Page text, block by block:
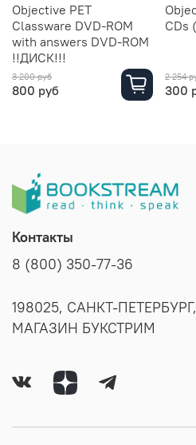
Objective PET
Classware DVD-ROM
with answers DVD-ROM
!!ДИСК!!!
3 200 руб
800 руб
CDs
2 254
300
Контакты
8 (800) 350-77-36
198025, САНКТ-
МАГАЗИН БУКСТРИМ